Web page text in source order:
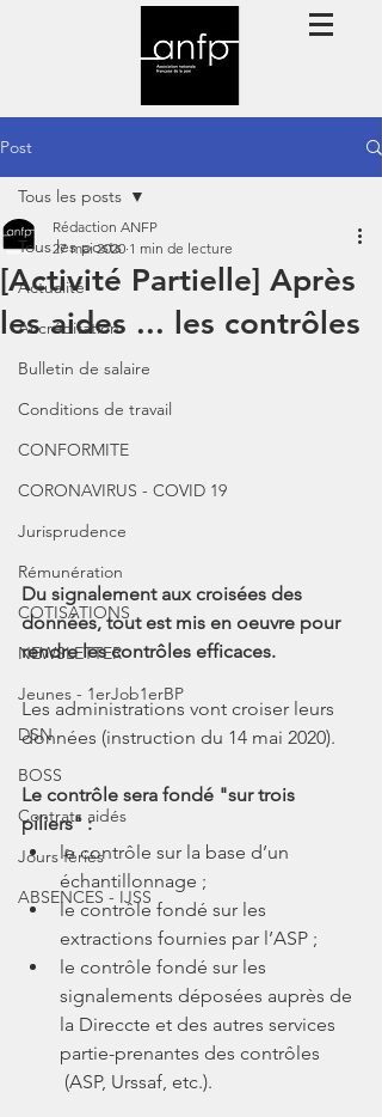
Post
Tous les posts
Actualité
Accréditation
Bulletin de salaire
Conditions de travail
CONFORMITE
CORONAVIRUS - COVID 19
Jurisprudence
Rémunération
COTISATIONS
NEWSLETTER
Jeunes - 1erJob1erBP
DSN
BOSS
Contrats aidés
Jours fériés
ABSENCES - IJSS
Tous les posts
[Activité Partielle] Après
les aides ... les contrôles
Rédaction ANFP
27 mai 2020 1 min de lecture
Du signalement aux croisées des
données, tout est mis en oeuvre pour
rendre les contrôles efficaces.
Les administrations vont croiser leurs
données (instruction du 14 mai 2020).
Le contrôle sera fondé "sur trois
piliers" :
le contrôle sur la base d’un
échantillonnage ;
le contrôle fondé sur les
extractions fournies par l’ASP ;
le contrôle fondé sur les
signalements déposées auprès de
la Direccte et des autres services
partie-prenantes des contrôles
(ASP, Urssaf, etc.).